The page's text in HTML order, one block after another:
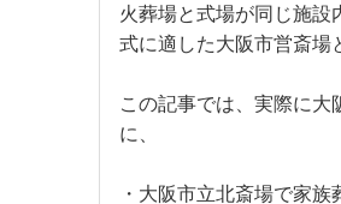
火葬場と式場が同じ施
式に適した大阪市営斎場
この記事では、実際に
に、
・大阪市立北斎場で家族